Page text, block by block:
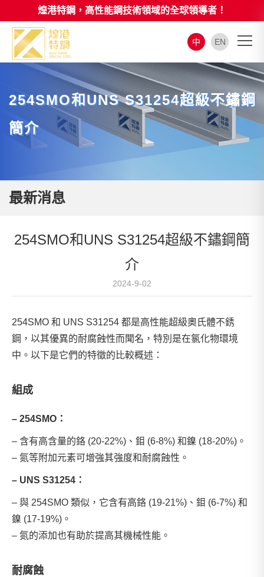
煌港特鋼，高性能鋼技術領域的全球領導者！
中 EN
254SMO和UNS S31254超級不鏽鋼
簡介
最新消息
254SMO和UNS S31254超級不鏽鋼簡
介
2024-9-02
254SMO 和 UNS S31254 都是高性能超級奧氏體不銹
鋼，以其優異的耐腐蝕性而聞名，特別是在氯化物環境
中。以下是它們的特徵的比較概述：
組成
– 254SMO：
– 含有高含量的鉻 (20-22%)、鉬 (6-8%) 和鎳 (18-20%)。
– 氮等附加元素可增強其強度和耐腐蝕性。
– UNS S31254：
– 與 254SMO 類似，它含有高鉻 (19-21%)、鉬 (6-7%) 和
鎳 (17-19%)。
– 氮的添加也有助於提高其機械性能。
耐腐蝕